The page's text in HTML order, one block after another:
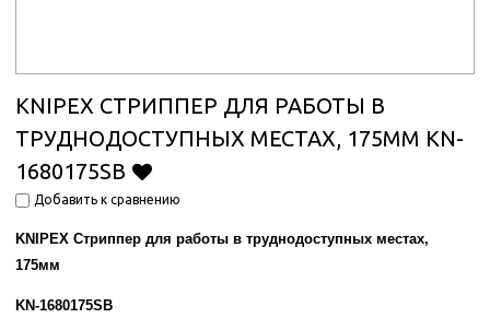
KNIPEX СТРИППЕР ДЛЯ РАБОТЫ В
ТРУДНОДОСТУПНЫХ МЕСТАХ, 175ММ KN-
1680175SB
Добавить к сравнению
KNIPEX Стриппер для работы в труднодоступных местах,
175мм
KN-1680175SB